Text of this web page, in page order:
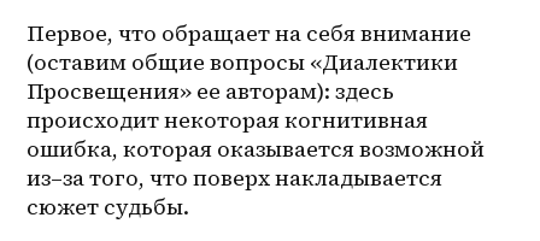
Первое, что обращает на себя внимание
(оставим общие вопросы «Диалектики
Просвещения» ее авторам): здесь
происходит некоторая когнитивная
из–за того, что поверх накладывается
сюжет судьбы.